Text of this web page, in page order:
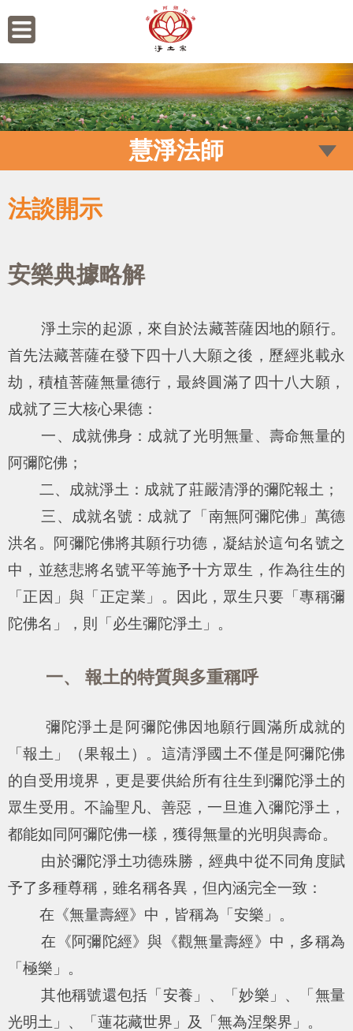
慧淨法師
法談開示
安樂典據略解
淨土宗的起源，來自於法藏菩薩因地的願行。
首先法藏菩薩在發下四十八大願之後，歷經兆載永
劫，積植菩薩無量德行，最終圓滿了四十八大願，
成就了三大核心果德：
一、成就佛身：成就了光明無量、壽命無量的
阿彌陀佛；
二、成就淨土：成就了莊嚴清淨的彌陀報土；
三、成就名號：成就了「南無阿彌陀佛」萬德
洪名。阿彌陀佛將其願行功德，凝結於這句名號之
中，並慈悲將名號平等施予十方眾生，作為往生的
「正因」與「正定業」。因此，眾生只要「專稱彌
陀佛名」，則「必生彌陀淨土」。
一、 報土的特質與多重稱呼
彌陀淨土是阿彌陀佛因地願行圓滿所成就的
「報土」（果報土）。這清淨國土不僅是阿彌陀佛
的自受用境界，更是要供給所有往生到彌陀淨土的
眾生受用。不論聖凡、善惡，一旦進入彌陀淨土，
都能如同阿彌陀佛一樣，獲得無量的光明與壽命。
由於彌陀淨土功德殊勝，經典中從不同角度賦
予了多種尊稱，雖名稱各異，但內涵完全一致：
在《無量壽經》中，皆稱為「安樂」。
在《阿彌陀經》與《觀無量壽經》中，多稱為
「極樂」。
其他稱號還包括「安養」、「妙樂」、「無量
光明土」、「蓮花藏世界」及「無為涅槃界」。